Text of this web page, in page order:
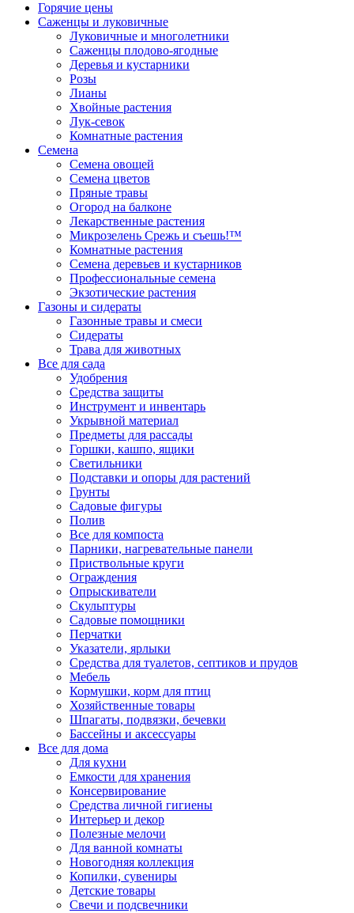
Горячие цены
Саженцы и луковичные
Луковичные и многолетники
Саженцы плодово-ягодные
Деревья и кустарники
Розы
Лианы
Хвойные растения
Лук-севок
Комнатные растения
Семена
Семена овощей
Семена цветов
Пряные травы
Огород на балконе
Лекарственные растения
Микрозелень Срежь и съешь!™
Комнатные растения
Семена деревьев и кустарников
Профессиональные семена
Экзотические растения
Газоны и сидераты
Газонные травы и смеси
Сидераты
Трава для животных
Все для сада
Удобрения
Средства защиты
Инструмент и инвентарь
Укрывной материал
Предметы для рассады
Горшки, кашпо, ящики
Светильники
Подставки и опоры для растений
Грунты
Садовые фигуры
Полив
Все для компоста
Парники, нагревательные панели
Приствольные круги
Ограждения
Опрыскиватели
Скульптуры
Садовые помощники
Перчатки
Указатели, ярлыки
Средства для туалетов, септиков и прудов
Мебель
Кормушки, корм для птиц
Хозяйственные товары
Шпагаты, подвязки, бечевки
Бассейны и аксессуары
Все для дома
Для кухни
Емкости для хранения
Консервирование
Средства личной гигиены
Интерьер и декор
Полезные мелочи
Для ванной комнаты
Новогодняя коллекция
Копилки, сувениры
Детские товары
Свечи и подсвечники